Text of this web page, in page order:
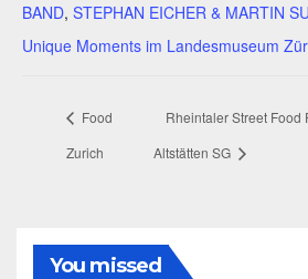
BAND, STEPHAN EICHER & MARTIN
Unique Moments im Landesmuseum
Food
Zurich
Rheintaler Street Food
Altstätten SG
You missed